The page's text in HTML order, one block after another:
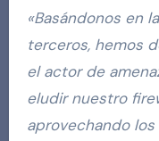
«Basándonos en
terceros, hemos
el actor de
eludir nuestro
aprovechando